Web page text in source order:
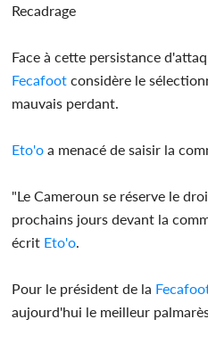
Recadrage
Face à cette persistance
Fecafoot considère le
mauvais perdant.
Eto'o a menacé de saisir la
"Le Cameroun se réserve le
prochains jours devant la
écrit Eto'o.
Pour le président de la
aujourd'hui le meilleur